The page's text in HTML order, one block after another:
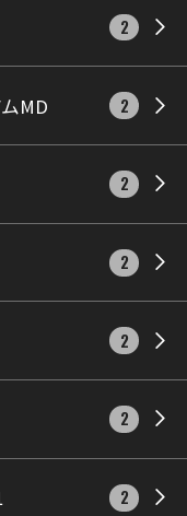
2
MD 2
2
2
2
2
2